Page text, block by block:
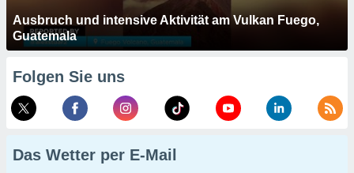
Ausbruch und intensive Aktivität am Vulkan Fuego,
Guatemala
Folgen Sie uns
Das Wetter per E-Mail